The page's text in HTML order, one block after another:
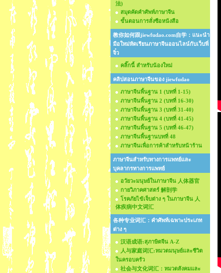
法)
สมุดคัดคำศัพท์ภาษาจีน
ขั้นตอนการสั่งซือหนังสือ
教你如何跟jiewfudao.com自学：แนะนำ
มือใหม่หัดเรียนภาษาจีนออนไลน์กับเว็บพี่
จิ๋ว
คลิ๊กนี้ สำหรับน้องใหม่
คลิปสอนภาษาจีนของ jiewfudao
ภาษาจีนพื้นฐาน 1 (บทที่ 1-15)
ภาษาจีนพื้นฐาน 2 (บทที่ 16-30)
ภาษาจีนพื้นฐาน 3 (บทที่ 31-40)
ภาษาจีนพื้นฐาน 4 (บทที่ 41-45)
ภาษาจีนพื้นฐาน 5 (บทที่ 46-47)
ภาษาจีนพื้นฐานบทที่ 48
ภาษาจีนเพื่อการค้าสำหรับหน้าร้าน
ภาษาจีนสำหรับทางการแพทย์และ
บุคลากรทางการแพทย์
อวัยวะมนุษย์ในภาษาจีน 人体器官
กายวิภาคศาสตร์ 解剖学
โรคภัยไข้เจ็บต่าง ๆ ในภาษาจีน 人
体疾病中文词汇
各种专业词汇：คำศัพท์เฉพาะประเภท
ต่าง ๆ
汉语成语:สุภาษิตจีน A-Z
人与家庭词汇:หมวดมนุษย์และชีวิต
ในครอบครัว
社会与文化词汇：หมวดสังคมและ